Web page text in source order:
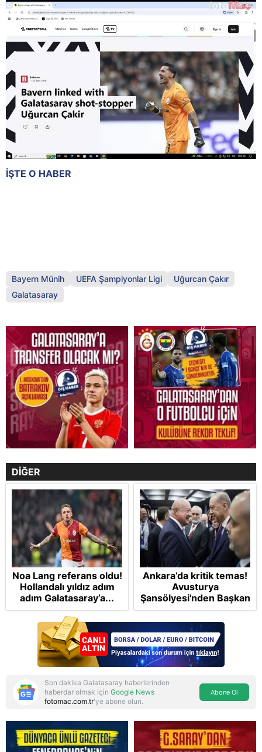
İŞTE O HABER
Bayern Münih UEFA Şampiyonlar Ligi
Uğurcan Çakır
Galatasaray
DİĞER
Noa Lang referans oldu!
Hollandalı yıldız adım
adım Galatasaray’a...
Ankara’da kritik temas!
Avusturya
Şansölyesi'nden Başkan
Erdoğan’ın davetine
icabet
Son dakika Galatasaray haberlerinden
haberdar olmak için Google News
fotomac.com.tr'ye abone olun.
Abone Ol